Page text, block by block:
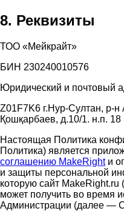
8. Реквизиты
ТОО «Мейкрайт»
БИН 230240010576
Юридический и почтовый
Z01F7K6 г.Нур-Султан, р-
Қошқарбаев, д.10/1. н.п. 18
Настоящая Политика
Политика) является
соглашению MakeRightи
и защиты персональной
которую сайт
может получить во время
Администрации (далее —